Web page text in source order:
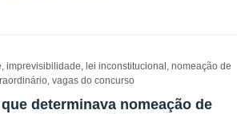
, imprevisibilidade, lei inconstitucional , nomeação de
, vagas do concurso
determinava nomeação de